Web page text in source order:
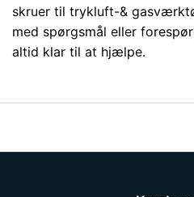
skruer til trykluft-&
med spørgsmål eller
altid klar til at hjælpe.